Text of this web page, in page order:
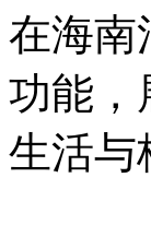
在海南
功能，
生活与